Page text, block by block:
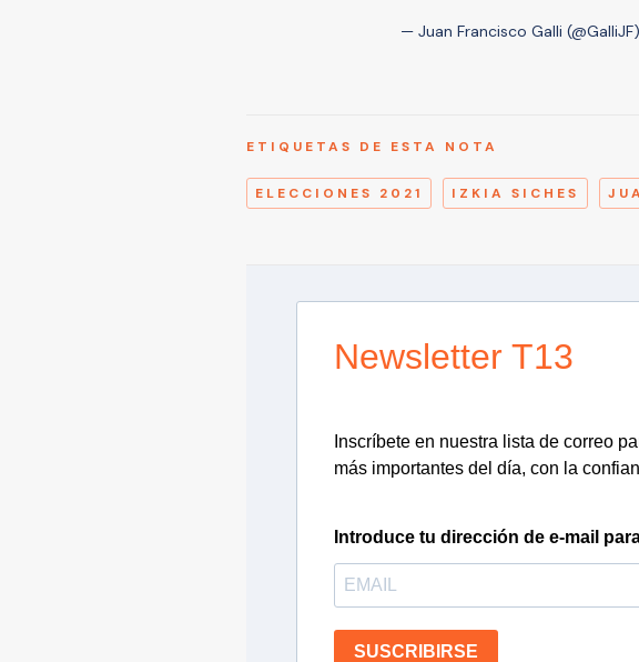
— Juan Francisco Galli (@GalliJF)
ETIQUETAS DE ESTA NOTA
ELECCIONES 2021 IZKIA SICHES
Newsletter T13
Inscríbete en nuestra lista de correo
más importantes del día, con la
Introduce tu dirección de e-mail
SUSCRIBIRSE